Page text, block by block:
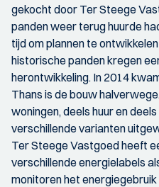
gekocht door Ter Steege
panden weer terug huurde
tijd om plannen te
historische panden kregen
herontwikkeling. In 2014
Thans is de bouw
woningen, deels huur en
verschillende varianten
Ter Steege Vastgoed heeft
verschillende energielabels
monitoren het